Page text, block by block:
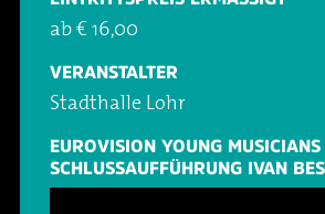
ab € 16,00
VERANSTALTER
Stadthalle Lohr
EUROVISION YOUNG
SCHLUSSAUFFÜHRUNG IVAN